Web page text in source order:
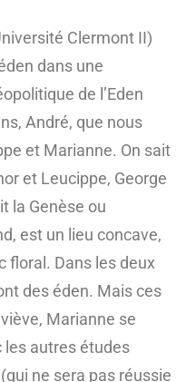
Clermont II)
dans une
de l’Eden
André, que nous
et Marianne. On sait
et Leucippe, George
la Genèse ou
est un lieu concave,
floral. Dans les deux
des éden. Mais ces
Marianne se
les autres études
ne sera pas réussie